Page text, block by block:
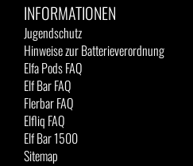
INFORMATIONEN
Jugendschutz
Hinweise zur Batterieverordnung
Elfa Pods FAQ
Elf Bar FAQ
Flerbar FAQ
Elfliq FAQ
Elf Bar 1500
Sitemap